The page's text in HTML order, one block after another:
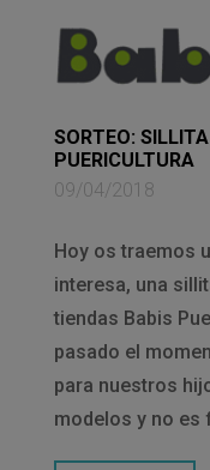
SORTEO:
PUERICULTURA
09/04/2018
Hoy os traemos
interesa, una
tiendas Babis
pasado el
para nuestros
modelos y no es